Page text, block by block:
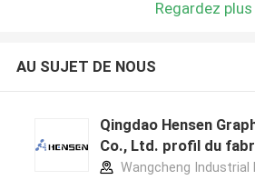
Regardez plus
AU SUJET DE NOUS
Qingdao Hensen
Co., Ltd. profil du
Wangcheng Industrial